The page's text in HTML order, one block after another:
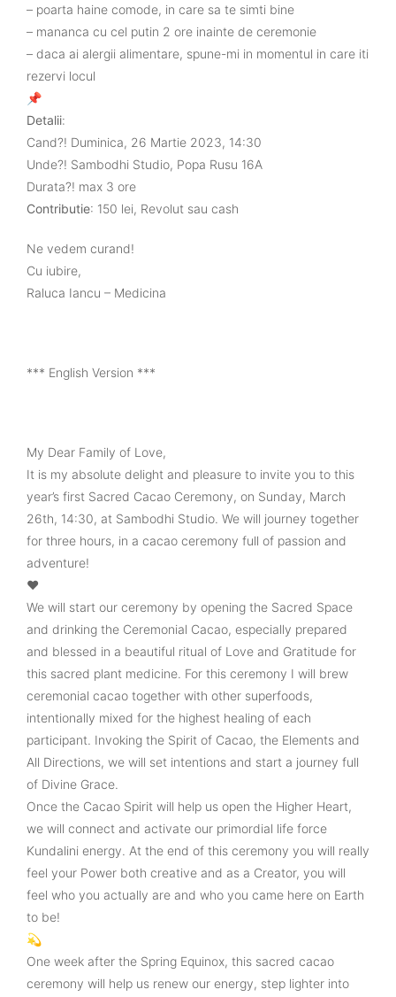
– poarta haine comode, in care sa te simti bine
– mananca cu cel putin 2 ore inainte de ceremonie
– daca ai alergii alimentare, spune-mi in momentul in care iti
rezervi locul
📌
Detalii:
Cand?! Duminica, 26 Martie 2023, 14:30
Unde?! Sambodhi Studio, Popa Rusu 16A
Durata?! max 3 ore
Contributie: 150 lei, Revolut sau cash
Ne vedem curand!
Cu iubire,
Raluca Iancu – Medicina
*** English Version ***
My Dear Family of Love,
It is my absolute delight and pleasure to invite you to this
year’s first Sacred Cacao Ceremony, on Sunday, March
26th, 14:30, at Sambodhi Studio. We will journey together
for three hours, in a cacao ceremony full of passion and
adventure!
❤️
We will start our ceremony by opening the Sacred Space
and drinking the Ceremonial Cacao, especially prepared
and blessed in a beautiful ritual of Love and Gratitude for
this sacred plant medicine. For this ceremony I will brew
ceremonial cacao together with other superfoods,
intentionally mixed for the highest healing of each
participant. Invoking the Spirit of Cacao, the Elements and
All Directions, we will set intentions and start a journey full
of Divine Grace.
Once the Cacao Spirit will help us open the Higher Heart,
we will connect and activate our primordial life force
Kundalini energy. At the end of this ceremony you will really
feel your Power both creative and as a Creator, you will
feel who you actually are and who you came here on Earth
to be!
💫
One week after the Spring Equinox, this sacred cacao
ceremony will help us renew our energy, step lighter into